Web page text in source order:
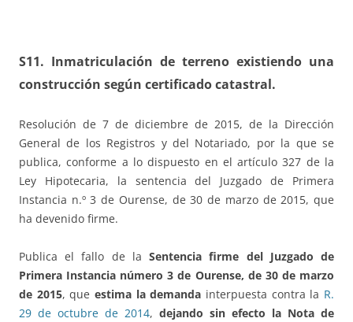
S11. Inmatriculación de terreno existiendo una
construcción según certificado catastral.
Resolución de 7 de diciembre de 2015, de la Dirección
General de los Registros y del Notariado, por la que se
publica, conforme a lo dispuesto en el artículo 327 de la
Ley Hipotecaria, la sentencia del Juzgado de Primera
Instancia n.º 3 de Ourense, de 30 de marzo de 2015, que
ha devenido firme.
Publica el fallo de laSentencia firme del Juzgado de
Primera Instancia número 3 de Ourense, de 30 de marzo
de 2015, queestima la demanda interpuesta contra la R.
29 de octubre de 2014, dejando sin efecto la Nota de